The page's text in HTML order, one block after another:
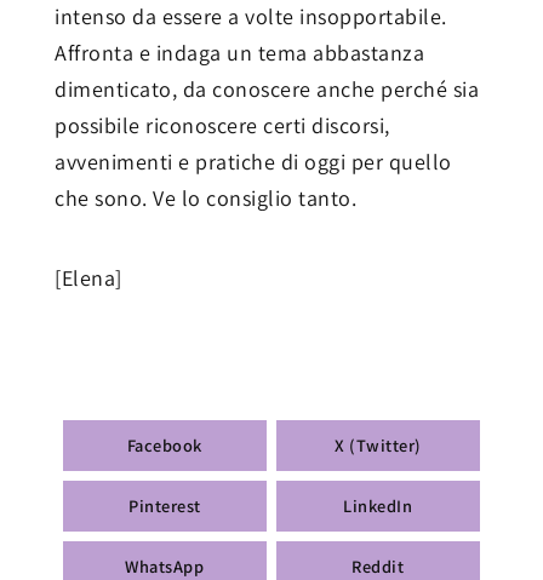
intenso da essere a volte insopportabile.
Affronta e indaga un tema abbastanza
dimenticato, da conoscere anche perché sia
possibile riconoscere certi discorsi,
avvenimenti e pratiche di oggi per quello
che sono. Ve lo consiglio tanto.
[Elena]
Facebook X (Twitter)
Pinterest LinkedIn
WhatsApp Reddit